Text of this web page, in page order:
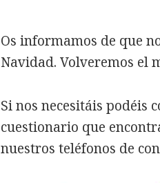
Os informamos de que
Navidad. Volveremos el
Si nos necesitáis podéis
cuestionario que
nuestros teléfonos de